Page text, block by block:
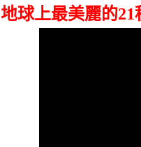
地球上最美麗的